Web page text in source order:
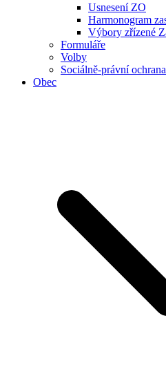
Usnesení ZO
Harmonogram
Výbory zřízené
Formuláře
Volby
Sociálně-právní
Obec